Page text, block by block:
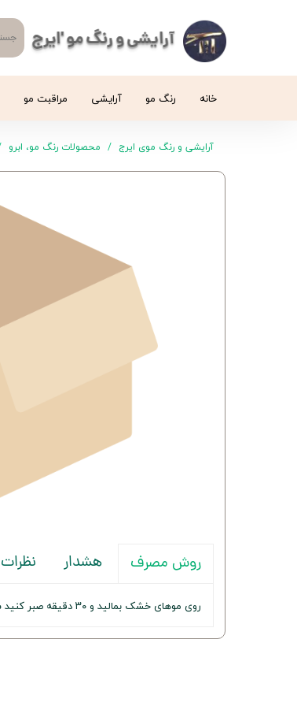
آرایشی و رنگ مو 'ایرج
خانه رنگ مو آرایشی مراقبت مو
آرایشی و رنگ موی ایرج محصولات رنگ مو، ابرو
روش مصرف هشدار نظرات
روی موهای خشک بمالید و ۳۰ دقیقه صبر کنید سپس آبکشی نمایید.